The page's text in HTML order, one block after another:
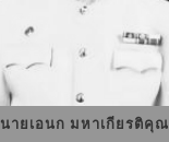
นายเอนก มหาเกียรติคุณ